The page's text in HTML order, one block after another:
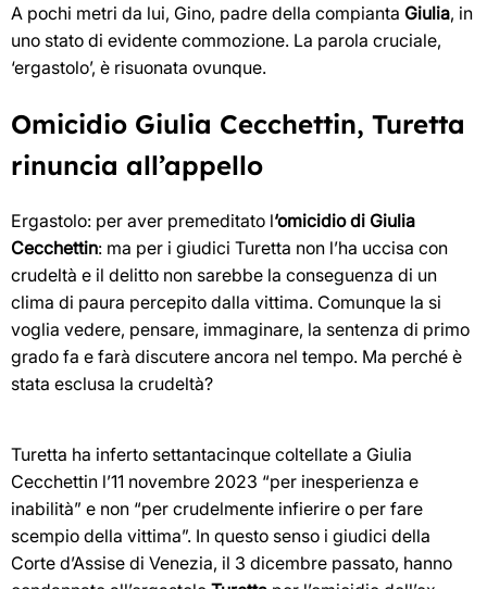
A pochi metri da lui, Gino, padre della compianta Giulia, in
uno stato di evidente commozione. La parola cruciale,
‘ergastolo’, è risuonata ovunque.
Omicidio Giulia Cecchettin, Turetta
rinuncia all’appello
Ergastolo: per aver premeditato l‘omicidio di Giulia
Cecchettin: ma per i giudici Turetta non l’ha uccisa con
crudeltà e il delitto non sarebbe la conseguenza di un
clima di paura percepito dalla vittima. Comunque la si
voglia vedere, pensare, immaginare, la sentenza di primo
grado fa e farà discutere ancora nel tempo. Ma perché è
stata esclusa la crudeltà?
Turetta ha inferto settantacinque coltellate a Giulia
Cecchettin l’11 novembre 2023 “per inesperienza e
inabilità” e non “per crudelmente infierire o per fare
scempio della vittima”. In questo senso i giudici della
Corte d’Assise di Venezia, il 3 dicembre passato, hanno